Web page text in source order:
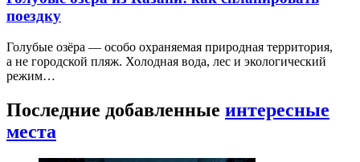
поездку
Голубые озёра — особо охраняемая природная территория,
а не городской пляж. Холодная вода, лес и экологический
режим…
Последние добавленные интересные
места